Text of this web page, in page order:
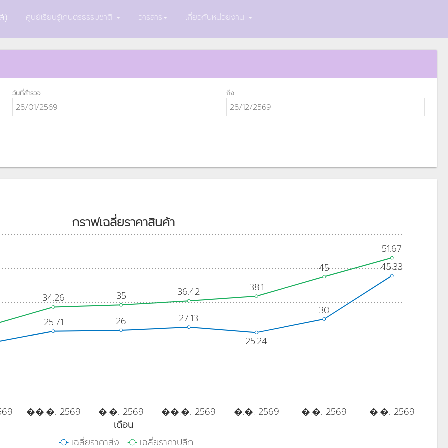
) ศูนย์เรียนรู้เกษตรธรรมชาติ วารสาร เกี่ยวกับหน่วยงาน
วันที่สำรวจ ถึง
��.�. 2569 �.�. 2569 ��.�. 2569 �.�. 2569 �.�. 2569 �.�. 2569
เดือน
25.71 26
27.13
25.24
30
45.33
34.26 35 36.42 38.1
45
51.67
เฉลี่ยราคาส่ง เฉลี่ยราคาปลีก
กราฟเฉลี่ยราคาสินค้า